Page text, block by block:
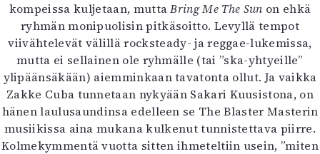
kompeissa kuljetaan, muttaBring Me The Sun on ehkä
ryhmän monipuolisin pitkäsoitto. Levyllä tempot
viivähtelevät välillä rocksteady- ja reggae-lukemissa,
mutta ei sellainen ole ryhmälle (tai ”ska-yhtyeille”
ylipäänsäkään) aiemminkaan tavatonta ollut. Ja vaikka
Zakke Cuba tunnetaan nykyään Sakari Kuusistona, on
hänen laulusaundinsa edelleen se The Blaster Masterin
musiikissa aina mukana kulkenut tunnistettava piirre.
Kolmekymmentä vuotta sitten ihmeteltiin usein, ”miten